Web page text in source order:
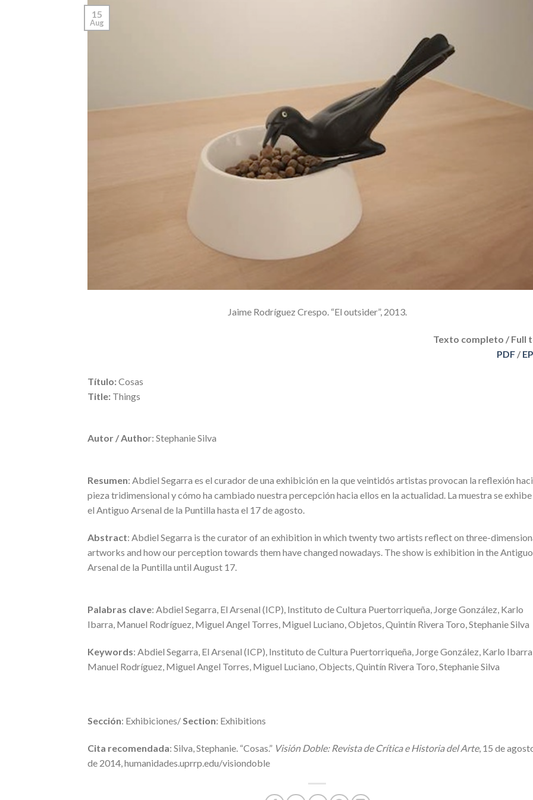
15
Aug
Jaime Rodríguez Crespo. “El outsider”, 2013.
Texto completo / Full
PDF /
Título:Cosas
Title: Things
Autor / Author: Stephanie Silva
Resumen: Abdiel Segarra es el curador de una exhibición en la que veintidós artistas provocan la reflexión
pieza tridimensional y cómo ha cambiado nuestra percepción hacia ellos en la actualidad. La muestra se exhibe
el Antiguo Arsenal de la Puntilla hasta el 17 de agosto.
Abstract: Abdiel Segarra is the curator of an exhibition in which twenty two artists reflect on three-
artworks and how our perception towards them have changed nowadays. The show is exhibition in the Antiguo
Arsenal de la Puntilla until August 17.
Palabras clave: Abdiel Segarra, El Arsenal (ICP), Instituto de Cultura Puertorriqueña, Jorge González, Karlo
Ibarra, Manuel Rodríguez, Miguel Angel Torres, Miguel Luciano, Objetos, Quintín Rivera Toro, Stephanie Silva
Keywords: Abdiel Segarra, El Arsenal (ICP), Instituto de Cultura Puertorriqueña, Jorge González, Karlo Ibarra,
Manuel Rodríguez, Miguel Angel Torres, Miguel Luciano, Objects, Quintín Rivera Toro, Stephanie Silva
Sección: Exhibiciones/Section: Exhibitions
Cita recomendada: Silva, Stephanie. “Cosas.” Visión Doble: Revista de Crítica e Historia del Arte, 15 de
de 2014, humanidades.uprrp.edu/visiondoble